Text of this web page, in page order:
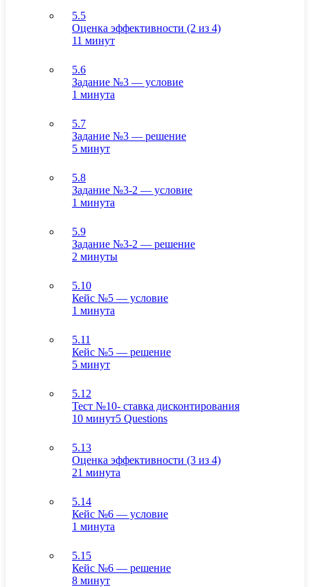
5.5
Оценка эффективности (2 из 4)
11 минут
5.6
Задание №3 — условие
1 минута
5.7
Задание №3 — решение
5 минут
5.8
Задание №3-2 — условие
1 минута
5.9
Задание №3-2 — решение
2 минуты
5.10
Кейс №5 — условие
1 минута
5.11
Кейс №5 — решение
5 минут
5.12
Тест №10- ставка дисконтирования
10 минут5 Questions
5.13
Оценка эффективности (3 из 4)
21 минута
5.14
Кейс №6 — условие
1 минута
5.15
Кейс №6 — решение
8 минут